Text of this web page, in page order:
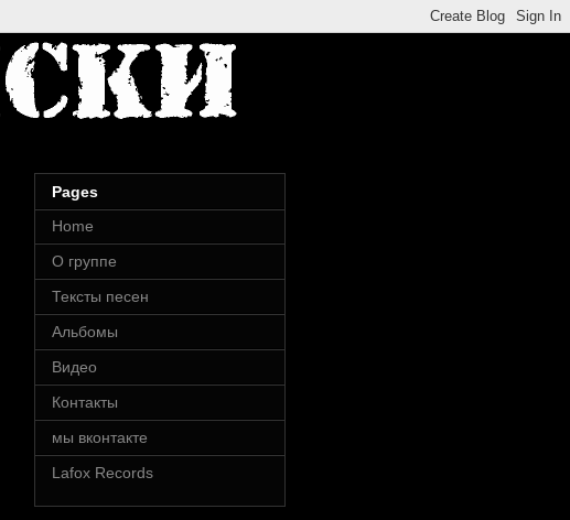
Pages
Home
О группе
Тексты песен
Альбомы
Видео
Контакты
мы вконтакте
Lafox Records